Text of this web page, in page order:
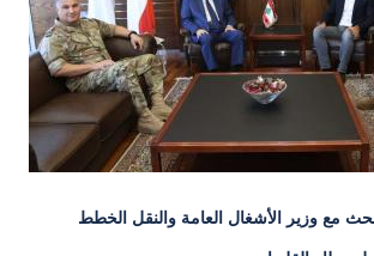
مع وزير الأشغال العامة والنقل الخطط